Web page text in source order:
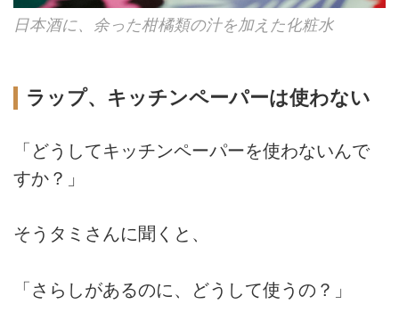
日本酒に、余った柑橘類の汁を加えた化粧水
ラップ、キッチンペーパーは使わない
「どうしてキッチンペーパーを使わないんで
すか？」
そうタミさんに聞くと、
「さらしがあるのに、どうして使うの？」